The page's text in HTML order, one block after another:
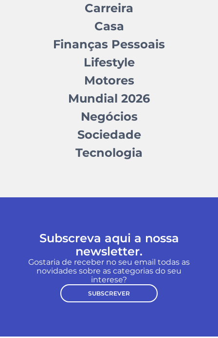
Carreira
Casa
Finanças Pessoais
Lifestyle
Motores
Mundial 2026
Negócios
Sociedade
Tecnologia
Subscreva aqui a nossa
newsletter.
Gostaria de receber no seu email todas as
novidades sobre as categorias do seu
interese?
SUBSCREVER